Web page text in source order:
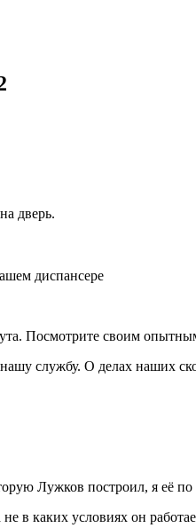
дверь.
диспансере
Посмотрите своим
службу. О делах наших
Лужков построил, я её
в каких условиях он